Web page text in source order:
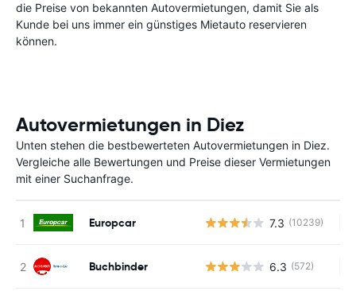
die Preise von bekannten Autovermietungen, damit Sie als
Kunde bei uns immer ein günstiges Mietauto reservieren
können.
Autovermietungen in Diez
Unten stehen die bestbewerteten Autovermietungen in Diez.
Vergleiche alle Bewertungen und Preise dieser Vermietungen
mit einer Suchanfrage.
Europcar 7.3 (10239)
Buchbinder 6.3 (572)